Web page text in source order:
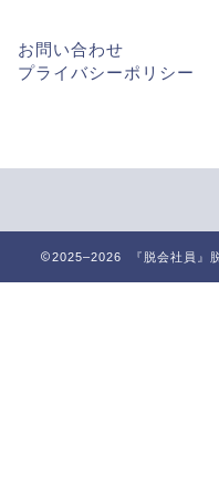
お問い合わせ
プライバシーポリシー
2025–2026 『脱会社員』